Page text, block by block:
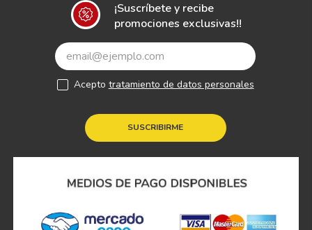
¡Suscríbete y recibe
promociones exclusivas!!
SUSCRIBIRME
Acepto tratamiento de datos personales